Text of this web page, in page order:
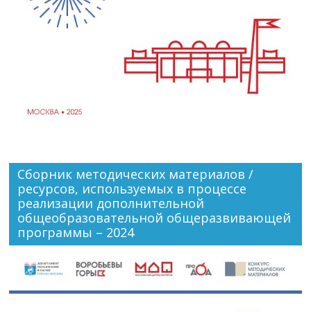
Сборник методических материалов /
ресурсов, используемых в процессе
реализации дополнительной
общеобразовательной общеразвивающей
программы – 2024